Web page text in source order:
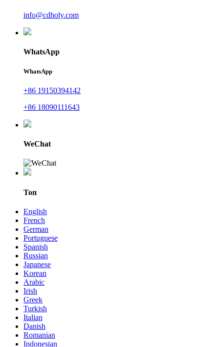
info@cdholy.com
WhatsApp
WhatsApp
+86 19150394142
+86 18090111643
WeChat
Топ
English
French
German
Portuguese
Spanish
Russian
Japanese
Korean
Arabic
Irish
Greek
Turkish
Italian
Danish
Romanian
Indonesian